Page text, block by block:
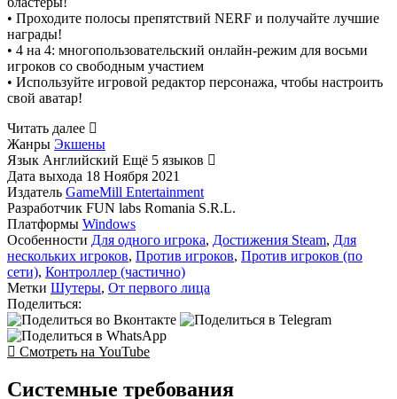
• Проходите полосы препятствий NERF и получайте лучшие
награды!
• 4 на 4: многопользовательский онлайн-режим для восьми
игроков со свободным участием
• Используйте игровой редактор персонажа, чтобы настроить
свой аватар!
Читать далее
Жанры Экшены
Язык Английский Ещё 5 языков
Дата выхода 18 Ноября 2021
Издатель GameMill Entertainment
Разработчик FUN labs Romania S.R.L.
Платформы Windows
Особенности Для одного игрока, Достижения Steam, Для
нескольких игроков, Против игроков, Против игроков (по
сети), Контроллер (частично)
Метки Шутеры, От первого лица
Поделиться:
Смотреть на YouTube
Системные требования